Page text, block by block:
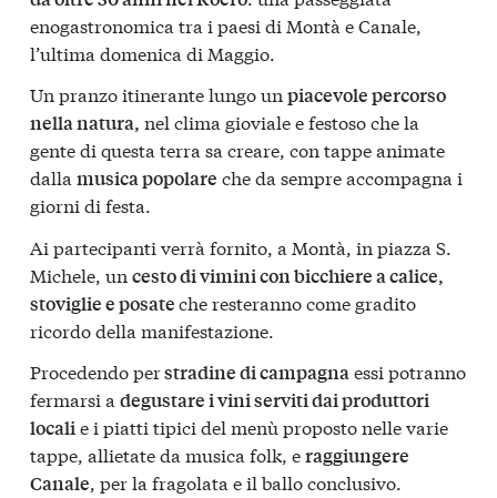
enogastronomica tra i paesi di Montà e Canale,
l’ultima domenica di Maggio.
Un pranzo itinerante lungo un piacevole percorso
nella natura, nel clima gioviale e festoso che la
gente di questa terra sa creare, con tappe animate
dalla musica popolare che da sempre accompagna i
giorni di festa.
Ai partecipanti verrà fornito, a Montà, in piazza S.
Michele, un cesto di vimini con bicchiere a calice,
stoviglie e posateche resteranno come gradito
ricordo della manifestazione.
Procedendo perstradine di campagnaessi potranno
fermarsi a degustare i vini serviti dai produttori
localie i piatti tipici del menù proposto nelle varie
tappe, allietate da musica folk, eraggiungere
Canale, per la fragolata e il ballo conclusivo.